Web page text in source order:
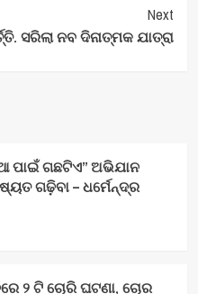
Next
ସରିଲା ନବ ଦିନାତ୍ମକ ଯାତ୍ରା
ପାଇଁ ଗଛଟିଏ” ଅଭିଯାନ
ଗଢ଼ିବା – ଧର୍ମେନ୍ଦ୍ର
୨ ଟି ଚୋରି ଘଟଣା, ଚୋର